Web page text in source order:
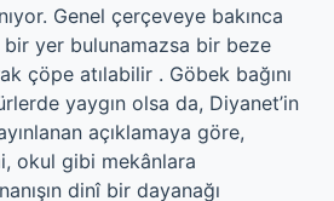
Genel çerçeveye bakınca
bir yer bulunamazsa bir beze
çöpe atılabilir . Göbek bağını
yaygın olsa da, Diyanet’in
açıklamaya göre,
okul gibi mekânlara
dinî bir dayanağı